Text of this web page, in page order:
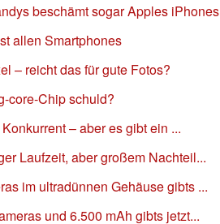
beschämt sogar Apples iPhones
allen Smartphones
– reicht das für gute Fotos?
core-Chip schuld?
– aber es gibt ein ...
Laufzeit, aber großem Nachteil...
im ultradünnen Gehäuse gibts ...
und 6.500 mAh gibts jetzt...